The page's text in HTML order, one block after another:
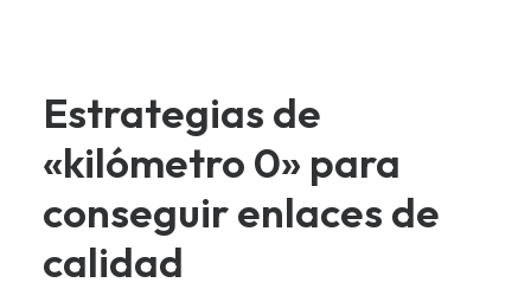
Estrategias de
«kilómetro 0» para
conseguir enlaces de
calidad